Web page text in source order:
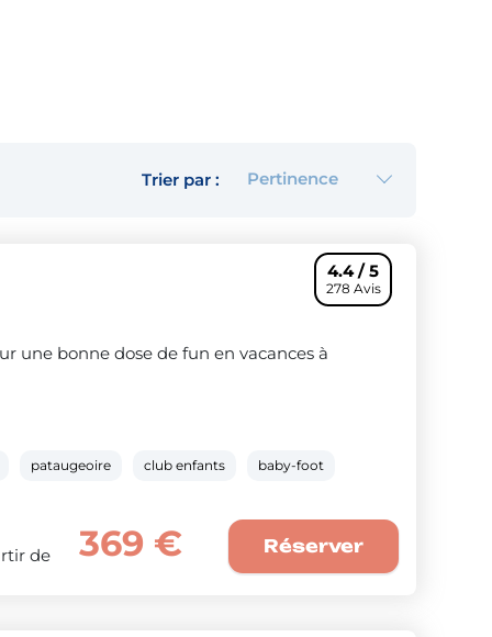
Trier par : Pertinence
4.4 / 5
278 Avis
une bonne dose de fun en vacances à
pataugeoire club enfants baby-foot
de 369 € Réserver